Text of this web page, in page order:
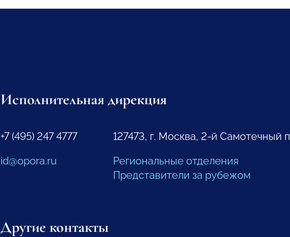
Исполнительная дирекция
+7 (495) 247 4777
id@opora.ru
127473, г. Москва, 2-й Самотечный
Региональные отделения
Представители за рубежом
Другие контакты